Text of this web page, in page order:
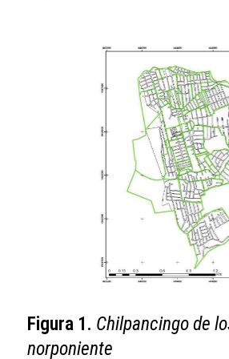
Figura 1. Chilpancingo de
norponiente